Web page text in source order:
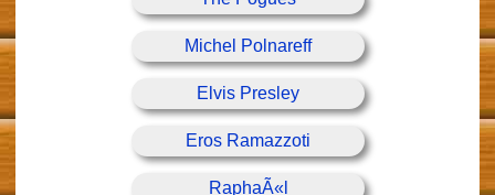
Michel Polnareff
Elvis Presley
Eros Ramazzoti
RaphaÃ«l